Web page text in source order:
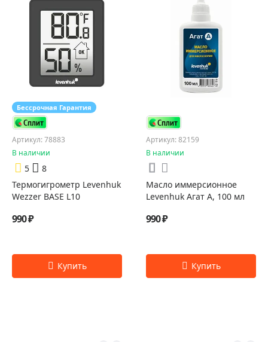
Бессрочная Гарантия
Артикул: 78883
В наличии
5
8
Термогигрометр Levenhuk
Wezzer BASE L10
990 ₽
Артикул: 82159
В наличии
Масло иммерсионное
Levenhuk Агат А, 100 мл
990 ₽